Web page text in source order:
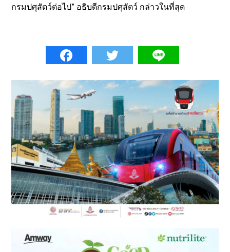
กรมปศุสัตว์ต่อไป” อธิบดีกรมปศุสัตว์ กล่าวในที่สุด